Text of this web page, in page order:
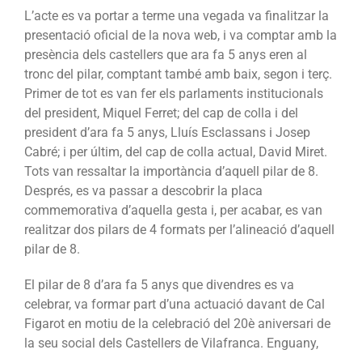
L’acte es va portar a terme una vegada va finalitzar la
presentació oficial de la nova web, i va comptar amb la
presència dels castellers que ara fa 5 anys eren al
tronc del pilar, comptant també amb baix, segon i terç.
Primer de tot es van fer els parlaments institucionals
del president, Miquel Ferret; del cap de colla i del
president d’ara fa 5 anys, Lluís Esclassans i Josep
Cabré; i per últim, del cap de colla actual, David Miret.
Tots van ressaltar la importància d’aquell pilar de 8.
Després, es va passar a descobrir la placa
commemorativa d’aquella gesta i, per acabar, es van
realitzar dos pilars de 4 formats per l’alineació d’aquell
pilar de 8.
El pilar de 8 d’ara fa 5 anys que divendres es va
celebrar, va formar part d’una actuació davant de Cal
Figarot en motiu de la celebració del 20è aniversari de
la seu social dels Castellers de Vilafranca. Enguany,